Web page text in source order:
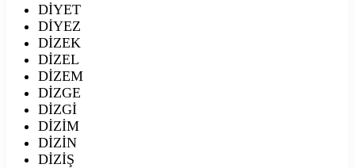
DİYET
DİYEZ
DİZEK
DİZEL
DİZEM
DİZGE
DİZGİ
DİZİM
DİZİN
DİZİŞ